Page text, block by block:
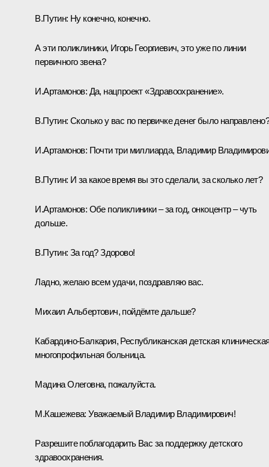
В.Путин: Ну конечно, конечно.
А эти поликлиники, Игорь Георгиевич, это уже по линии
первичного звена?
И.Артамонов: Да, нацпроект «Здравоохранение».
В.Путин: Сколько у вас по первичке денег было
И.Артамонов: Почти три миллиарда, Владимир
В.Путин: И за какое время вы это сделали, за сколько лет?
И.Артамонов: Обе поликлиники – за год, онкоцентр – чуть
дольше.
В.Путин: За год? Здорово!
Ладно, желаю всем удачи, поздравляю вас.
Михаил Альбертович, пойдёмте дальше?
Кабардино-Балкария, Республиканская детская
многопрофильная больница.
Мадина Олеговна, пожалуйста.
М.Кашежева: Уважаемый Владимир Владимирович!
Разрешите поблагодарить Вас за поддержку детского
здравоохранения.